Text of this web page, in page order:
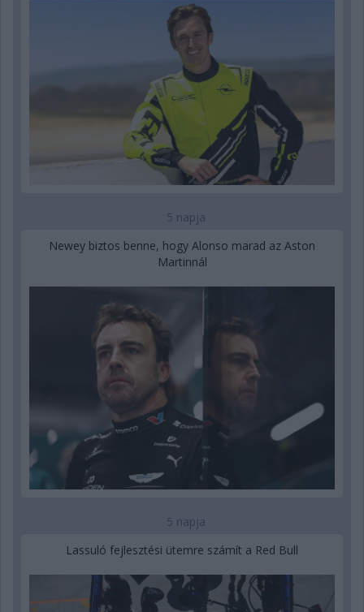
5 napja
Newey biztos benne, hogy Alonso marad az Aston
Martinnál
5 napja
Lassuló fejlesztési ütemre számít a Red Bull